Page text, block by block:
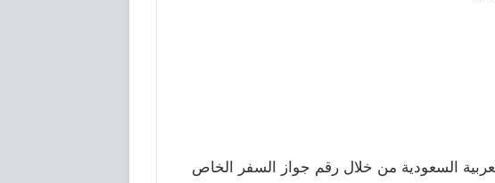
السعودية من خلال رقم جواز السفر الخاص